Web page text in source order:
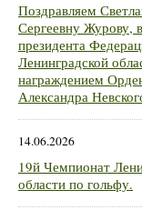
Поздравляем
Сергеевну Журову,
президента
Ленинградской
награждением
Александра
14.06.2026
19й Чемпионат
области по гольфу.